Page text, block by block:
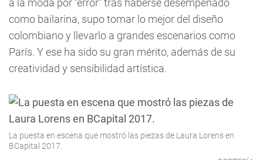
a la moda por “error” tras haberse desempeñado
como bailarina, supo tomar lo mejor del diseño
colombiano y llevarlo a grandes escenarios como
París. Y ese ha sido su gran mérito, además de su
creatividad y sensibilidad artística.
La puesta en escena que mostró las piezas de Laura Lorens en
BCapital 2017.